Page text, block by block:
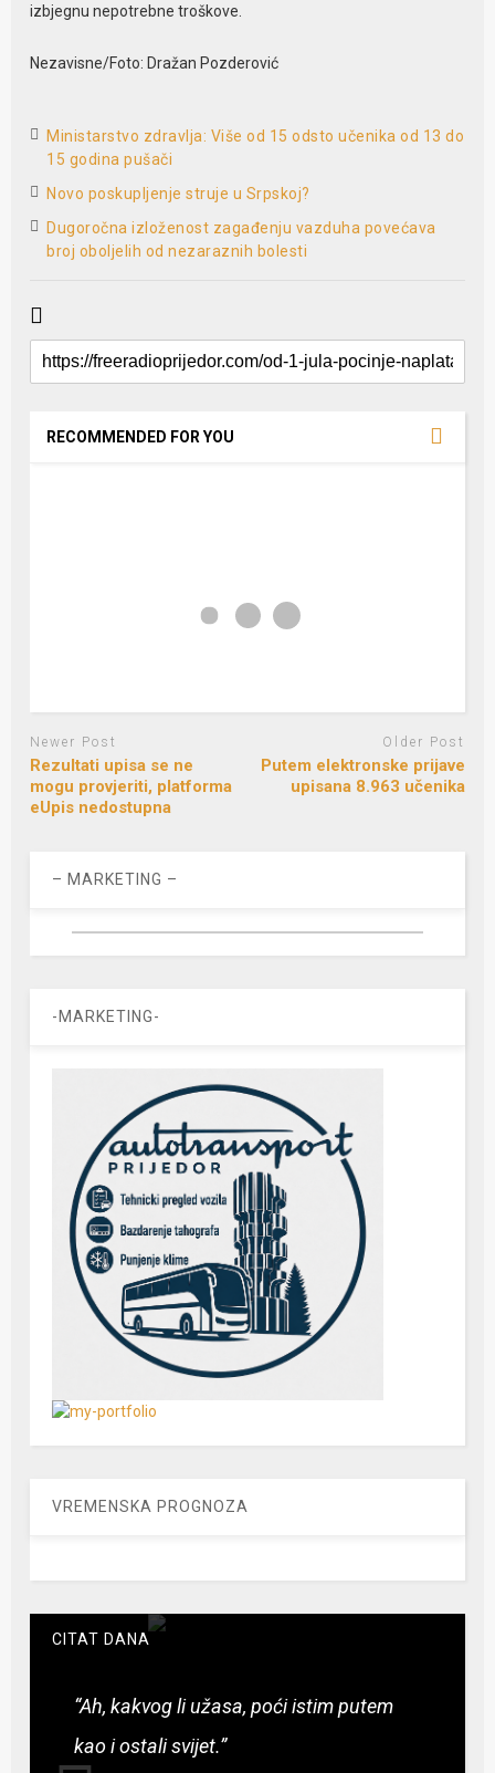
izbjegnu nepotrebne troškove.
Nezavisne/Foto: Dražan Pozderović
Ministarstvo zdravlja: Više od 15 odsto učenika od 13 do
15 godina pušači
Novo poskupljenje struje u Srpskoj?
Dugoročna izloženost zagađenju vazduha povećava
broj oboljelih od nezaraznih bolesti
RECOMMENDED FOR YOU
Newer Post
Rezultati upisa se ne
mogu provjeriti, platforma
eUpis nedostupna
Older Post
Putem elektronske prijave
upisana 8.963 učenika
– MARKETING –
-MARKETING-
VREMENSKA PROGNOZA
CITAT DANA
“Ah, kakvog li užasa, poći istim putem
kao i ostali svijet.”